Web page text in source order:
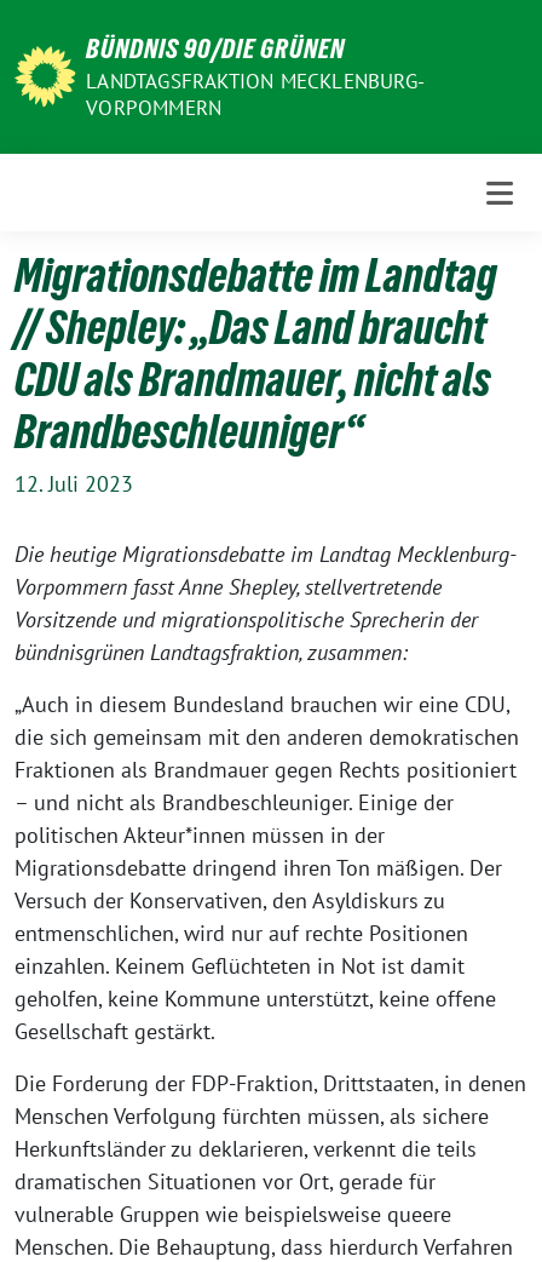
zum
Inhalt
BÜNDNIS 90/DIE GRÜNEN
LANDTAGSFRAKTION MECKLENBURG-
VORPOMMERN
Migrationsdebatte im Landtag
// Shepley: „Das Land braucht
CDU als Brandmauer, nicht als
Brandbeschleuniger“
12. Juli 2023
Die heutige Migrationsdebatte im Landtag Mecklenburg-
Vorpommern fasst Anne Shepley, stellvertretende
Vorsitzende und migrationspolitische Sprecherin der
bündnisgrünen Landtagsfraktion, zusammen:
„Auch in diesem Bundesland brauchen wir eine CDU,
die sich gemeinsam mit den anderen demokratischen
Fraktionen als Brandmauer gegen Rechts positioniert
– und nicht als Brandbeschleuniger. Einige der
politischen Akteur*innen müssen in der
Migrationsdebatte dringend ihren Ton mäßigen. Der
Versuch der Konservativen, den Asyldiskurs zu
entmenschlichen, wird nur auf rechte Positionen
einzahlen. Keinem Geflüchteten in Not ist damit
geholfen, keine Kommune unterstützt, keine offene
Gesellschaft gestärkt.
Die Forderung der FDP-Fraktion, Drittstaaten, in denen
Menschen Verfolgung fürchten müssen, als sichere
Herkunftsländer zu deklarieren, verkennt die teils
dramatischen Situationen vor Ort, gerade für
vulnerable Gruppen wie beispielsweise queere
Menschen. Die Behauptung, dass hierdurch Verfahren